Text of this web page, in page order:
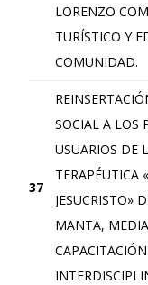
LORENZO
TURÍSTICO Y
COMUNIDAD.
37
SOCIAL A LOS
USUARIOS DE
TERAPÉUTICA
JESUCRISTO»
MANTA,